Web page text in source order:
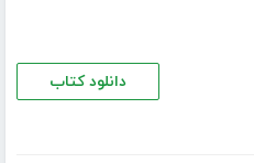
دانلود کتاب